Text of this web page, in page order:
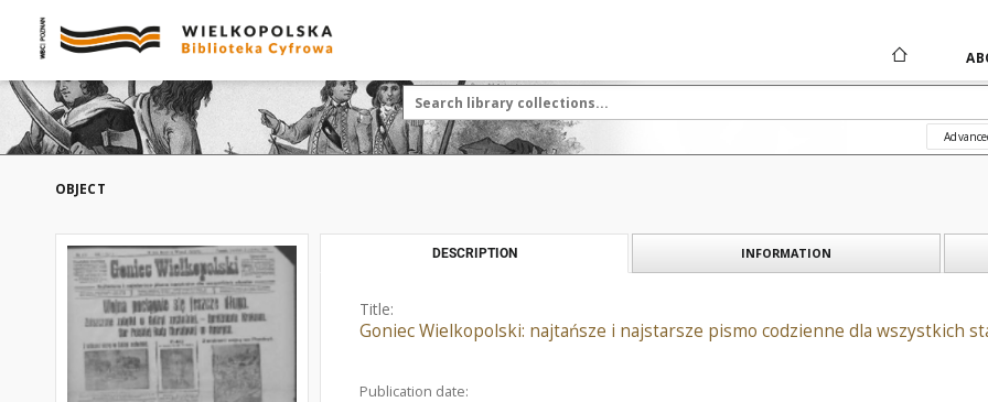
OBJECT
DESCRIPTION INFORMATION
Title:
Goniec Wielkopolski: najtańsze i najstarsze pismo codzienne dla wszystkich
Publication date: